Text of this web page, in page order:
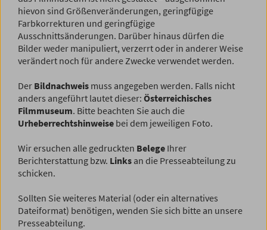
hievon sind Größenveränderungen, geringfügige
Farbkorrekturen und geringfügige
Ausschnittsänderungen. Darüber hinaus dürfen die
Bilder weder manipuliert, verzerrt oder in anderer Weise
verändert noch für andere Zwecke verwendet werden.
Der Bildnachweis muss angegeben werden. Falls nicht
anders angeführt lautet dieser: Österreichisches
Filmmuseum. Bitte beachten Sie auch die
Urheberrechtshinweise bei dem jeweiligen Foto.
Wir ersuchen alle gedruckten Belege Ihrer
Berichterstattung bzw. Links an die Presseabteilung zu
schicken.
Sollten Sie weiteres Material (oder ein alternatives
Dateiformat) benötigen, wenden Sie sich bitte an unsere
Presseabteilung.